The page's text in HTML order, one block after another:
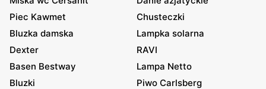
Piec Kawmet
Chusteczki
Bluzka damska
Lampka solarna
Dexter
RAVI
Basen Bestway
Lampa Netto
Bluzki
Piwo Carlsberg